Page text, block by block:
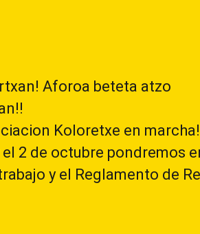
Aforoa beteta atzo
Koloretxe en marcha!
2 de octubre pondremos
y el Reglamento de